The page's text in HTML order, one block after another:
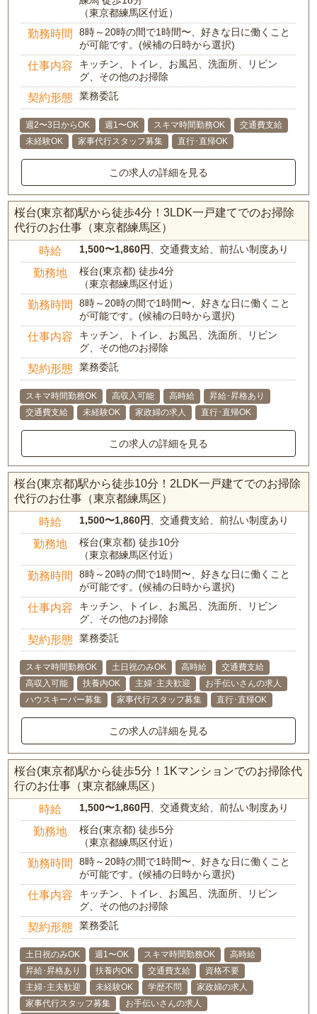
（東京都練馬区付近）
勤務時間
8時～20時の間で1時間〜、好きな日に働くこと
が可能です。(候補の日時から選択)
仕事内容
キッチン、トイレ、お風呂、洗面所、リビン
グ、その他のお掃除
契約形態 業務委託
週2〜3日からOK 週1〜OK スキマ時間勤務OK
交通費支給
未経験OK
家事代行スタッフ募集 直行･直帰OK
この求人の詳細を見る
桜台(東京都)駅から徒歩4分！3LDK一戸建てでのお掃除
代行のお仕事（東京都練馬区）
時給 1,500〜1,860円、交通費支給、前払い制度あり
勤務地
桜台(東京都) 徒歩4分
（東京都練馬区付近）
勤務時間
8時～20時の間で1時間〜、好きな日に働くこと
が可能です。(候補の日時から選択)
仕事内容
キッチン、トイレ、お風呂、洗面所、リビン
グ、その他のお掃除
契約形態 業務委託
スキマ時間勤務OK 高収入可能 高時給
昇給･昇格あり
交通費支給
未経験OK 家政婦の求人 直行･直帰OK
この求人の詳細を見る
桜台(東京都)駅から徒歩10分！2LDK一戸建てでのお掃除
代行のお仕事（東京都練馬区）
時給 1,500〜1,860円、交通費支給、前払い制度あり
勤務地
桜台(東京都) 徒歩10分
（東京都練馬区付近）
勤務時間
8時～20時の間で1時間〜、好きな日に働くこと
が可能です。(候補の日時から選択)
仕事内容
キッチン、トイレ、お風呂、洗面所、リビン
グ、その他のお掃除
契約形態 業務委託
スキマ時間勤務OK 土日祝のみOK 高時給
交通費支給
高収入可能
扶養内OK 主婦･主夫歓迎
お手伝いさんの求人
ハウスキーパー募集
家事代行スタッフ募集 直行･直帰OK
この求人の詳細を見る
桜台(東京都)駅から徒歩5分！1Kマンションでのお掃除代
行のお仕事（東京都練馬区）
時給 1,500〜1,860円、交通費支給、前払い制度あり
勤務地
桜台(東京都) 徒歩5分
（東京都練馬区付近）
勤務時間
8時～20時の間で1時間〜、好きな日に働くこと
が可能です。(候補の日時から選択)
仕事内容
キッチン、トイレ、お風呂、洗面所、リビン
グ、その他のお掃除
契約形態 業務委託
土日祝のみOK 週1〜OK スキマ時間勤務OK
高時給
昇給･昇格あり
扶養内OK 交通費支給
資格不要
主婦･主夫歓迎
未経験OK 学歴不問
家政婦の求人
家事代行スタッフ募集
お手伝いさんの求人